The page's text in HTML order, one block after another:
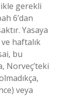
gerekli
6’dan
Yasaya
haftalık
bu
Norveç’teki
veya